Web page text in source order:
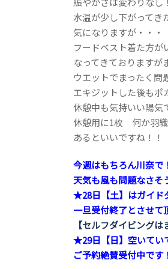
水温が少し下がってき
気になりますが・・・
フードベスト着た方が
なってきておりますが
ウエットでまったく問
エキジットした後もポ
休憩中も気持いい陽気
休憩用に1枚 何か羽
あるといいですね！！
今週はもちろん川奈で
天気も風も問題なさそ
★28日【土】はガイド
一旦受付終了とさせて
【セルフダイビング
★29日【日】空いてい
ご予約絶賛受付中です